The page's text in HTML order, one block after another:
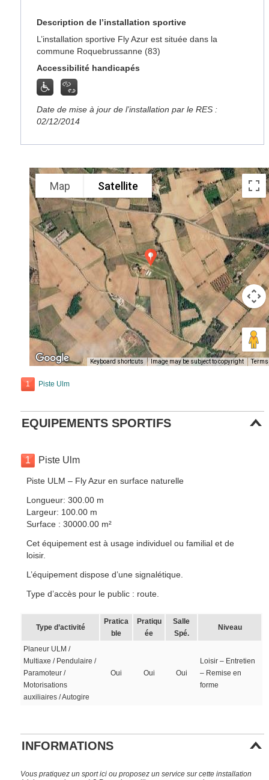
Description de l’installation sportive
L’installation sportive Fly Azur est située dans la
commune Roquebrussanne (83)
Accessibilité handicapés
Date de mise à jour de l’installation par le RES :
02/12/2014
Map Satellite
Keyboard shortcuts Image may be subject to copyright Terms
1 Piste Ulm
EQUIPEMENTS SPORTIFS
1 Piste Ulm
Piste ULM – Fly Azur en surface naturelle
Longueur: 300.00 m
Largeur: 100.00 m
Surface : 30000.00 m²
Cet équipement est à usage individuel ou familial et de
loisir.
L’équipement dispose d’une signalétique.
Type d’accès pour le public : route.
Type d’activité
Pratica
ble
Pratiqu
ée
Salle
Spé.
Niveau
Planeur ULM /
Multiaxe / Pendulaire /
Paramoteur /
Motorisations
auxiliaires / Autogire
Oui Oui Oui
Loisir – Entretien
– Remise en
forme
INFORMATIONS
Vous pratiquez un sport ici ou proposez un service sur cette installation